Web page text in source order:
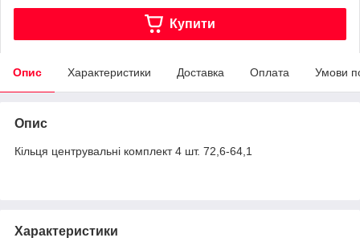
Купити
Опис Характеристики Доставка Оплата Умови
Опис
Кільця центрувальні комплект 4 шт. 72,6-64,1
Характеристики